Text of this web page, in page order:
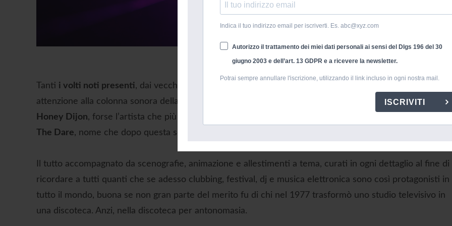
Indica il tuo indirizzo email per iscriverti. Es. abc@xyz.com
Autorizzo il trattamento dei miei dati personali ai sensi del Dlgs 196 del 30
giugno 2003 e dell’art. 13 GDPR e a ricevere la newsletter.
Potrai sempre annullare l'iscrizione, utilizzando il link incluso in ogni nostra mail.
ISCRIVITI
Tanti i volti noti presenti, dai vecchi titolari dello Studio 54 a Lenny Kravitz e Cher e soprattutto
attenzione alla colonna sonora della serata, garantita da
, lo storico dj del club newyorkese,
Honey Dijon, forse l’artista che più di tutte sta portando in giro per il mondo l’eredità dello Studio 54 e
The Dare, nome che dopo questa serata sarà senz’altro più presente in diverse line-up.
Il tutto accompagnato da scenografie, animazione e allestimenti a tema, curati in ogni dettaglio al fine di
ricordare a tutti quanti che se adesso clubbing, festival, dj e musica elettronica sono così protagonisti in
tutto il mondo, buona se non gran parte del merito fu di chi nel 1977 trasformò uno studio televisivo in
una discoteca. Anzi, nella discoteca per antonomasia.